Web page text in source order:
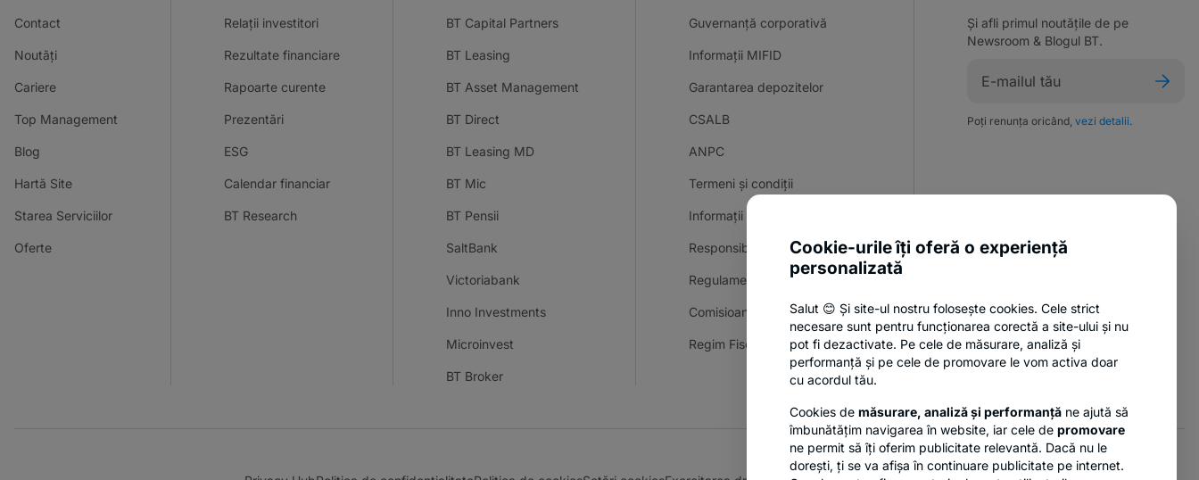
Contact
Noutăți
Cariere
Top Management
Blog
Hartă Site
Starea Serviciilor
Oferte
Relații investitori
Rezultate financiare
Rapoarte curente
Prezentări
ESG
Calendar financiar
BT Research
BT Capital Partners
BT Leasing
BT Asset Management
BT Direct
BT Leasing MD
BT Mic
BT Pensii
SaltBank
Victoriabank
Inno Investments
Microinvest
BT Broker
Guvernanță corporativă
Informații MIFID
Garantarea depozitelor
CSALB
ANPC
Termeni și condiții
Informații și documente utile
Responsible Disclosure Policy
Regulamente campanii
Comisioane
Regim Fiscal Dobânzi
Și afli primul noutățile de pe
Newsroom & Blogul BT.
Poți renunța oricând, vezi detalii.
Cookie-urile îți oferă o experiență
personalizată
Salut 😊 Și site-ul nostru folosește cookies. Cele strict
necesare sunt pentru funcționarea corectă a site-ului și nu
pot fi dezactivate. Pe cele de măsurare, analiză și
performanță și pe cele de promovare le vom activa doar
cu acordul tău.
Cookies de măsurare, analiză și performanță ne ajută să
îmbunătățim navigarea în website, iar cele de promovare
ne permit să îți oferim publicitate relevantă. Dacă nu le
dorești, ți se va afișa în continuare publicitate pe internet.